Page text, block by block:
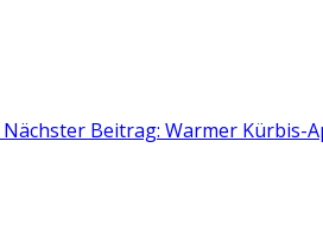
Nächster Beitrag: Warmer Kürbis-